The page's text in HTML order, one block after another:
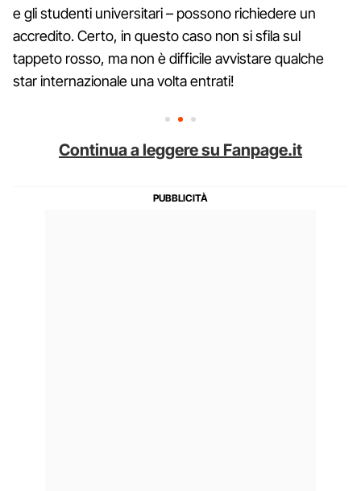
e gli studenti universitari – possono richiedere un
accredito. Certo, in questo caso non si sfila sul
tappeto rosso, ma non è difficile avvistare qualche
star internazionale una volta entrati!
Continua a leggere su Fanpage.it